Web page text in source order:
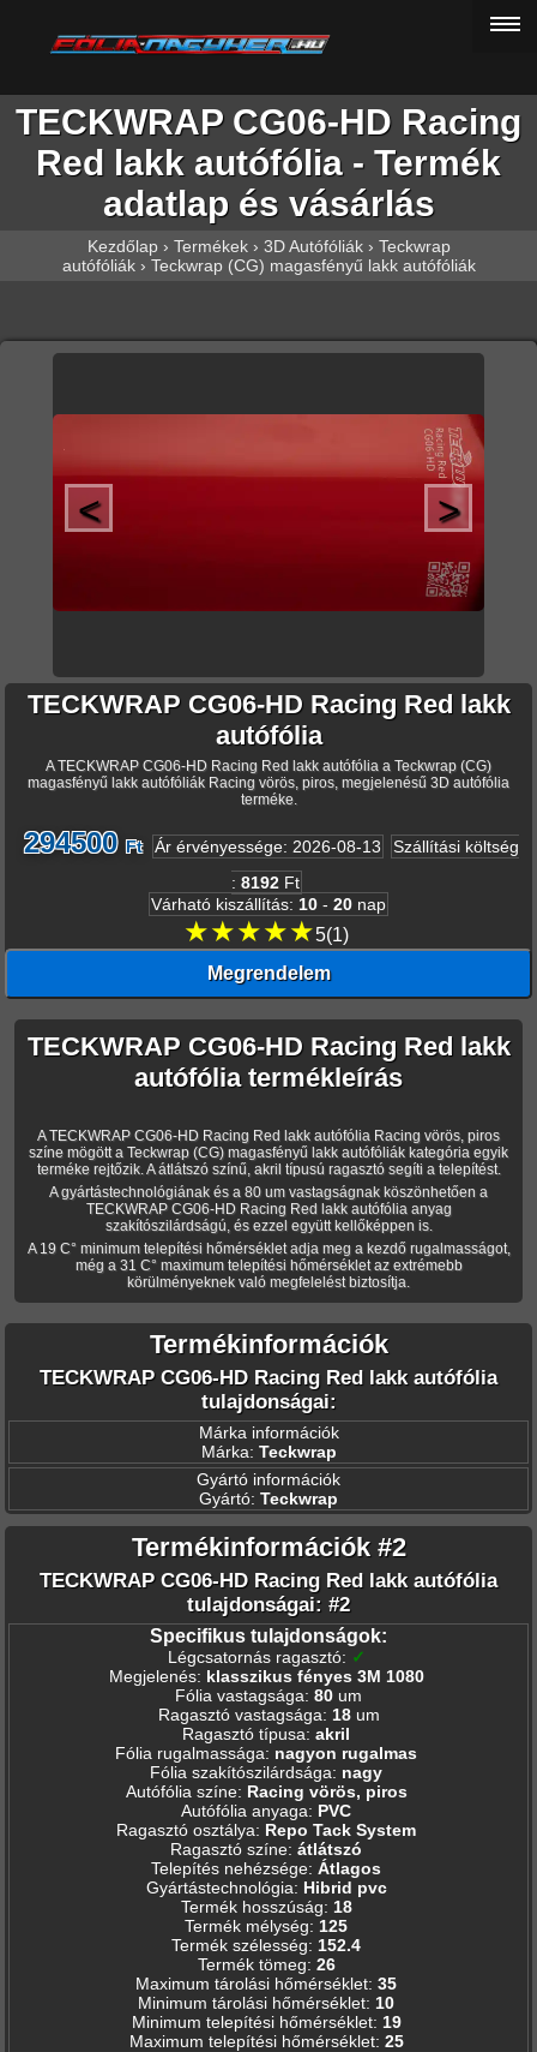
TECKWRAP CG06-HD Racing
Red lakk autófólia - Termék
adatlap és vásárlás
Kezdőlap› Termékek› 3D Autófóliák› Teckwrap
autófóliák› Teckwrap (CG) magasfényű lakk autófóliák
< >
TECKWRAP CG06-HD Racing Red lakk
autófólia
A TECKWRAP CG06-HD Racing Red lakk autófólia a Teckwrap (CG)
magasfényű lakk autófóliák Racing vörös, piros, megjelenésű 3D autófólia
terméke.
294500 Ft Ár érvényessége: 2026-08-13
Szállítási költség
: 8192 Ft
Várható kiszállítás: 10 - 20 nap
★★★★★5(1)
Megrendelem
TECKWRAP CG06-HD Racing Red lakk
autófólia termékleírás
A TECKWRAP CG06-HD Racing Red lakk autófólia Racing vörös, piros
színe mögött a Teckwrap (CG) magasfényű lakk autófóliák kategória egyik
terméke rejtőzik. A átlátszó színű, akril típusú ragasztó segíti a telepítést.
A gyártástechnológiának és a 80 um vastagságnak köszönhetően a
TECKWRAP CG06-HD Racing Red lakk autófólia anyag
szakítószilárdságú, és ezzel együtt kellőképpen is.
A 19 C° minimum telepítési hőmérséklet adja meg a kezdő rugalmasságot,
még a 31 C° maximum telepítési hőmérséklet az extrémebb
körülményeknek való megfelelést biztosítja.
Termékinformációk
TECKWRAP CG06-HD Racing Red lakk autófólia
tulajdonságai:
Márka információk
Márka: Teckwrap
Gyártó információk
Gyártó: Teckwrap
Termékinformációk #2
TECKWRAP CG06-HD Racing Red lakk autófólia
tulajdonságai: #2
Specifikus tulajdonságok:
Légcsatornás ragasztó: ✓
Megjelenés: klasszikus fényes 3M 1080
Fólia vastagsága: 80 um
Ragasztó vastagsága: 18 um
Ragasztó típusa: akril
Fólia rugalmassága: nagyon rugalmas
Fólia szakítószilárdsága: nagy
Autófólia színe: Racing vörös, piros
Autófólia anyaga: PVC
Ragasztó osztálya: Repo Tack System
Ragasztó színe: átlátszó
Telepítés nehézsége: Átlagos
Gyártástechnológia: Hibrid pvc
Termék hosszúság: 18
Termék mélység: 125
Termék szélesség: 152.4
Termék tömeg: 26
Maximum tárolási hőmérséklet: 35
Minimum tárolási hőmérséklet: 10
Minimum telepítési hőmérséklet: 19
Maximum telepítési hőmérséklet: 25